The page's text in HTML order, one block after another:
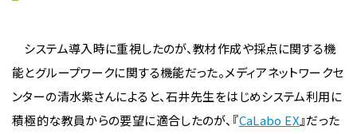
システム導入時に重視したのが、教材作成や採点に関する機
能とグループワークに関する機能だった。メディアネットワークセ
ンターの清水紫さんによると、石井先生をはじめシステム利用に
積極的な教員からの要望に適合したのが、『CaLabo EX』だった